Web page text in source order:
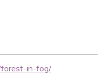
forest-in-fog/